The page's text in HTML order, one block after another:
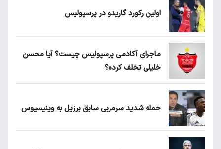
اولین رکورد گاریدو در پرسپولیس
ماجرای آکادمی پرسپولیس چیست؟ آیا محسن
خلیلی تخلف کرده؟
حمله شدید سرمربی سابق برزیل به وینیسیوس